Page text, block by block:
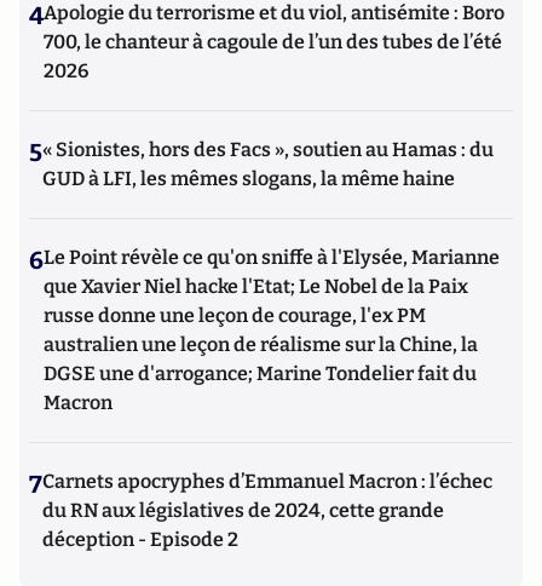
4Apologie du terrorisme et du viol, antisémite : Boro
700, le chanteur à cagoule de l’un des tubes de l’été
2026
5« Sionistes, hors des Facs », soutien au Hamas : du
GUD à LFI, les mêmes slogans, la même haine
6Le Point révèle ce qu'on sniffe à l'Elysée, Marianne
que Xavier Niel hacke l'Etat; Le Nobel de la Paix
russe donne une leçon de courage, l'ex PM
australien une leçon de réalisme sur la Chine, la
DGSE une d'arrogance; Marine Tondelier fait du
Macron
7Carnets apocryphes d’Emmanuel Macron : l’échec
du RN aux législatives de 2024, cette grande
déception - Episode 2